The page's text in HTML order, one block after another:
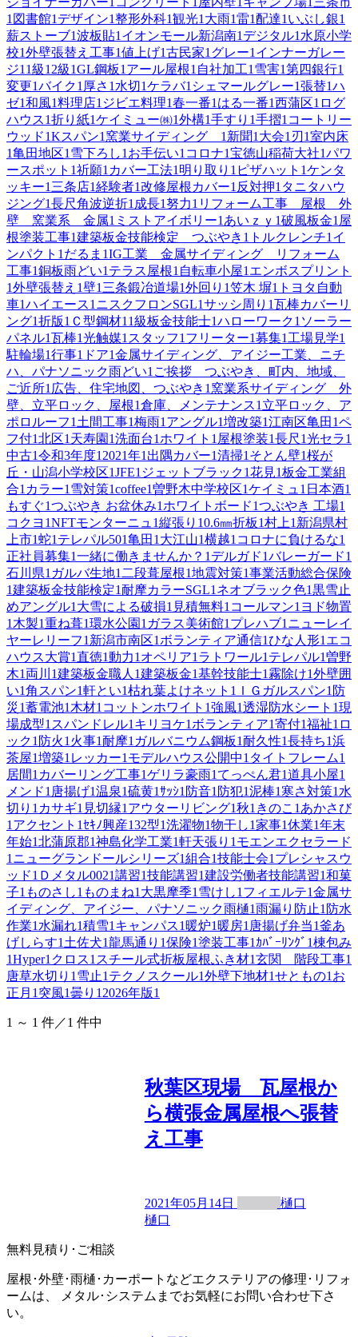
1 図書館1 デザイン1整形外科1観光1 大雨1雷1配達1 いぶし銀1
薪ストーブ1波板貼1 イオンモール新潟南1 デジタル1 水原小学
校1外壁張替え工事1値上げ1古民家1 グレー1 インナーガレー
ジ1 1級1 2級1GL鋼板1 アール屋根1 自社加工1 雪害1第四銀行1
変更1バイク1 厚さ 1 水切1ケラバ1 シェマールグレー1張替1ハ
ゼ1和風1料理店1 ジビエ料理1春一番1 はる一番1西蒲区1 ログ
ハウス1折り紙1ケイミュー㈱1外構1手すり 1手摺1 コートリー
ウッド1Kスパン1 窯業サイディング 1 新聞1 大会1 刃 1室内床
1亀田地区1 雪下ろし1 お手伝い1 コロナ1宝徳山稲荷大社1パワ
ースポット 1祈願1 カバー工法1 明り取り 1 ピザハット 1ケンタ
ッキー1 三条店1経験者1改修屋根カバー1 反対押1 タニタハウ
ジング1長尺角波逆折1 成長1努力1 リフォーム工事 屋根 外
壁 窯業系 金属1 ミストアイボリー1 あいｚｙ 1破風板金1 屋
根塗装工事1建築板金技能検定 つぶやき 1 トルクレンチ1 イ
ンパクト 1 だるま 1IG工業 金属サイディング リフォーム
工事1銅板雨どい1 テラス屋根1 自転車小屋1 エンボスプリント
1外壁張替え 1壁1 三条鍛冶道場1外回り 1笠木 塀1 トヨタ自動
車1ハイエース1 ニスクフロンSGL1サッシ周り 1瓦棒カバーリ
ング1折版1 Ｃ型鋼材1 1級板金技能士1ハローワーク1 ソーラー
パネル1瓦棒1光触媒1 スタッフ1 フリーター1募集1 工場見学1
駐輪場1行事1 ドア1金属サイディング、アイジー工業、ニチ
ハ、パナソニック雨どい1 ご挨拶 つぶやき、町内、地域、
ご近所1 広告、住宅地図、つぶやき 1 窯業系サイディング 外
壁、立平ロック、屋根1倉庫、メンテナンス1 立平ロック、ア
ポロルーフ1 土間工事1梅雨1 アングル1増改築1江南区亀田 1ペ
フ付1北区1 天寿園 1洗面台1 ホワイト 1 屋根塗装1長尺 1光セラ1
中古1令和3年度1 2021年1 出隅カバー1清掃1 そとん壁1桜が
丘・山潟小学校区1JFE1 ジェットブラック1花見1板金工業組
合1 カラー1 雪対策1coffee1曽野木中学校区1ケイミュ 1 日本酒1
もすぐ1つぶやき お盆休み1 ホワイトボード1つぶやき 工場1
コクヨ 1NFTモンターニュ 1縦張り 10.6㎜折板1村上1 新潟県村
上市1蛇1 テレパル501亀田 1 大江山1横越1 コロナに負けるな1
正社員募集1一緒に働きませんか？ 1 デルガド1バレーガード1
石川県1 ガルバ生地1 二段葺屋根1地震対策1事業活動総合保険
1建築板金技能検定1耐摩カラーSGL1 ネオブラック色1黒雪止
めアングル1 大雪による破損1 見積無料1 コールマン1 ヨド物置
1 木製1重ね葺1環水公園 1 ガラス美術館1 プレハブ1 ニューレイ
ヤーレリーフ1 新潟市南区1 ボランティア通信1ひな人形1 エコ
ハウス大賞1直徳1動力1 オペリア1 ラトワール1 テレパル1曽野
木1 両川 1建築板金職人 1建築板金1基幹技能士1 霧除け1外壁囲
い1角スパン1軒とい1枯れ葉よけネット 1 ＩＧガルスパン1 防
災1蓄電池1 木材1 コットンホワイト 1強風1透湿防水シート 1現
場成型1 スパンドレル1 キリヨケ1 ボランティア1寄付1福祉1 ロ
ック1 防火1 火事1耐摩1 ガルバニウム鋼板1耐久性1長持ち1浜
茶屋1増築1 レッカー1 モデルハウス公開中1 タイトフレーム1
居間1 カバーリング工事1ゲリラ豪雨1てっぺん君1道具小屋1
メンド1 唐揚げ1温泉1硫黄1ｻｯｼ1 防音1 防犯1泥棒1 寒さ対策1 水
切り 1 カサギ1 見切縁1 アウターリビング1秋1 きのこ 1 あかさび
1 アクセント 1ｾｷﾉ興産132型1洗濯物1物干し1家事1休業1年末
年始1北蒲原郡1神島化学工業1軒天張り 1 モエンエクセラード
1 ニューグランドールシリーズ1組合1技能士会1 プレシャスウ
ッド1 Ｄメタル0021講習1技能講習1建設労働者技能講習1和菓
子1 ものさし1 ものまね1 大黒摩季1 雪けし1 フィエルテ1金属サ
イディング、アイジー、パナソニック雨樋1雨漏り防止1 防水
作業1 水漏れ1積雪1 キャンパス1 暖炉1 暖房1 唐揚げ弁当1釜あ
げしらす1 土佐犬1龍馬通り 1保険1塗装工事1 ｶﾊﾞｰﾘﾝｸﾞ 1棟包み
1Hyper1 クロス1 スチール式折板屋根ふき材1玄関 階段工事1
唐草水切り 1 雪止1 テクノスクール1外壁下地材1せともの1 お
正月 1 突風1曇り 1 2026年版1
1 ～ 1 件／1 件中
秋葉区現場 瓦屋根か
ら横張金属屋根へ張替
え工事
2021年05月14日
樋口
樋口
無料見積り･ご相談
屋根･外壁･雨樋･カーポートなどエクステリアの修理･リフォ
ームは、 メタル･システムまでお気軽にお問い合わせ下さ
い。